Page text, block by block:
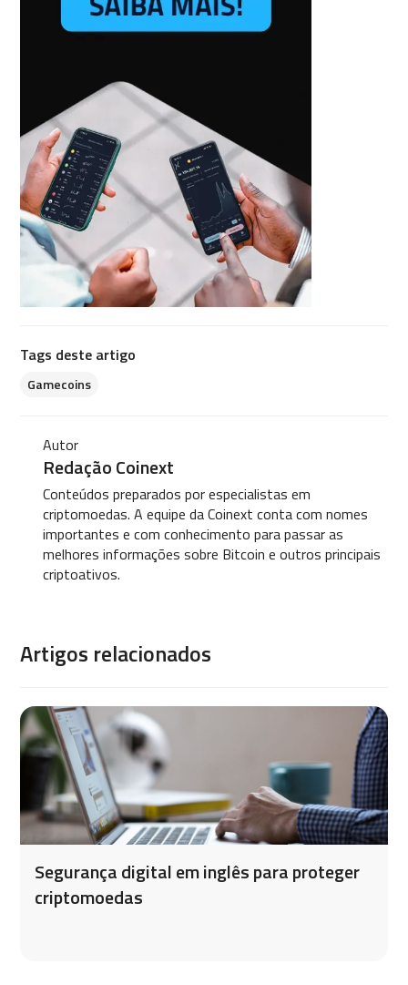
Tags deste artigo
Gamecoins
Autor
Redação Coinext
Conteúdos preparados por especialistas em
criptomoedas. A equipe da Coinext conta com nomes
importantes e com conhecimento para passar as
melhores informações sobre Bitcoin e outros principais
criptoativos.
Artigos relacionados
Segurança digital em inglês para proteger
criptomoedas